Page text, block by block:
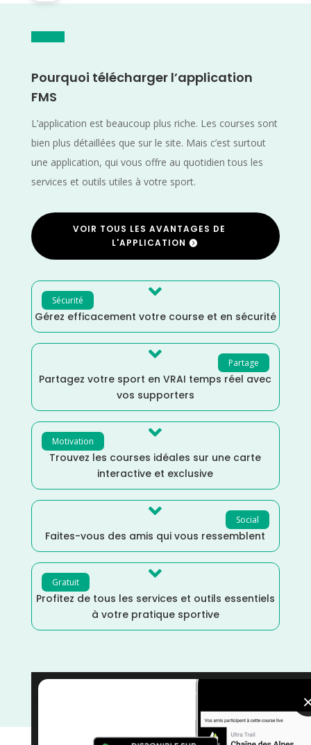
Pourquoi télécharger l’application
FMS
L’application est beaucoup plus riche. Les courses sont
bien plus détaillées que sur le site. Mais c’est surtout
une application, qui vous offre au quotidien tous les
services et outils utiles à votre sport.
VOIR TOUS LES AVANTAGES DE
L'APPLICATION
Sécurité 
Gérez efficacement votre course et en sécurité
Partage

Partagez votre sport en VRAI temps réel avec
vos supporters
Motivation 
Trouvez les courses idéales sur une carte
interactive et exclusive
Social

Faites-vous des amis qui vous ressemblent
Gratuit 
Profitez de tous les services et outils essentiels
à votre pratique sportive
Trail
courses